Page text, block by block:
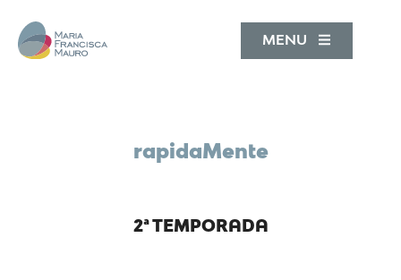
MENU
rapidaMente
2ª TEMPORADA